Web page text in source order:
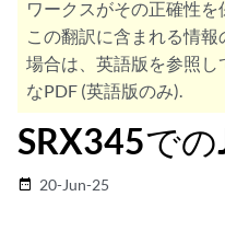
ワークスがその正確性を
この翻訳に含まれる情
場合は、英語版を参照し
なPDF (英語版のみ).
SRX345での
date_range 20-Jun-25